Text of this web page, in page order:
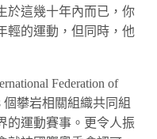
於這幾十年內而已，你
輕的運動，但同時，他
Federation of
個攀岩相關組織共同組
的運動賽事。更令人振